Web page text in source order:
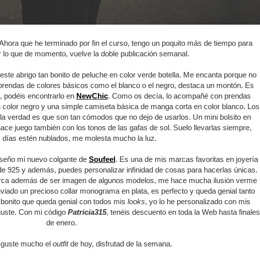
que he terminado por fin el curso, tengo un poquito más de tiempo para
lo que de momento, vuelve la doble publicación semanal.
abrigo tan bonito de peluche en color verde botella. Me encanta porque no
de colores básicos como el blanco o el negro, destaca un montón. Es
podéis encontrarlo en NewChic. Como os decía, lo acompañé con prendas
negro y una simple camiseta básica de manga corta en color blanco. Los
verdad es que son tan cómodos que no dejo de usarlos. Un mini bolsito en
juego también con los tonos de las gafas de sol. Suelo llevarlas siempre,
días estén nublados, me molesta mucho la luz.
mi nuevo colgante de Soufeel. Es una de mis marcas favoritas en joyería
925 y además, puedes personalizar infinidad de cosas para hacerlas únicas.
además de ser imagen de algunos modelos, me hace mucha ilusión verme
un precioso collar monograma en plata, es perfecto y queda genial tanto
que queda genial con todos mis looks, yo lo he personalizado con mis
Con mi código Patricia315, tenéis descuento en toda la Web hasta finales
de enero.
mucho eloutfitde hoy, disfrutad de la semana.